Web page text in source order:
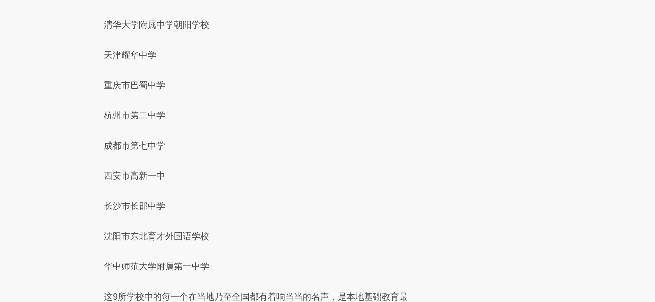
清华大学附属中学朝阳学校
天津耀华中学
重庆市巴蜀中学
杭州市第二中学
成都市第七中学
西安市高新一中
长沙市长郡中学
沈阳市东北育才外国语学校
华中师范大学附属第一中学
这9所学校中的每一个在当地乃至全国都有着响当当的名声，是本地基础教育最